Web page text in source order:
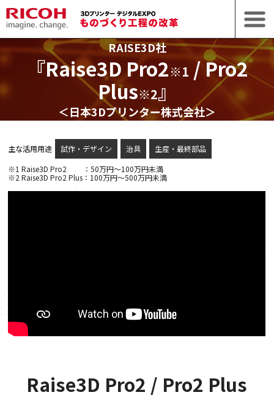
RAISE3D社
『Raise3D Pro2※1 / Pro2
Plus※2』
＜日本3Dプリンター株式会社＞
主な活用用途 試作・デザイン 治具
生産・最終部品
※1 Raise3D Pro2 ：50万円～100万円未満
※2 Raise3D Pro2 Plus：100万円～500万円未満
Raise3D Pro2 / Pro2 Plus